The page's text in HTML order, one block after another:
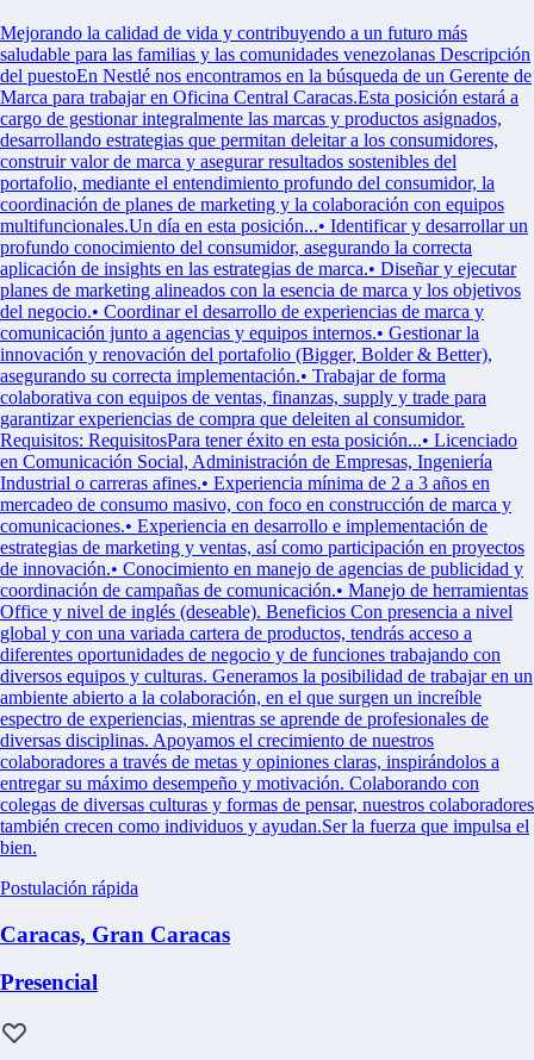
Mejorando la calidad de vida y contribuyendo a un futuro más
saludable para las familias y las comunidades venezolanas Descripción
del puestoEn Nestlé nos encontramos en la búsqueda de un Gerente de
Marca para trabajar en Oficina Central Caracas.Esta posición estará a
cargo de gestionar integralmente las marcas y productos asignados,
desarrollando estrategias que permitan deleitar a los consumidores,
construir valor de marca y asegurar resultados sostenibles del
portafolio, mediante el entendimiento profundo del consumidor, la
coordinación de planes de marketing y la colaboración con equipos
multifuncionales.Un día en esta posición...• Identificar y desarrollar un
profundo conocimiento del consumidor, asegurando la correcta
aplicación de insights en las estrategias de marca.• Diseñar y ejecutar
planes de marketing alineados con la esencia de marca y los objetivos
del negocio.• Coordinar el desarrollo de experiencias de marca y
comunicación junto a agencias y equipos internos.• Gestionar la
innovación y renovación del portafolio (Bigger, Bolder & Better),
asegurando su correcta implementación.• Trabajar de forma
colaborativa con equipos de ventas, finanzas, supply y trade para
garantizar experiencias de compra que deleiten al consumidor.
Requisitos: RequisitosPara tener éxito en esta posición...• Licenciado
en Comunicación Social, Administración de Empresas, Ingeniería
Industrial o carreras afines.• Experiencia mínima de 2 a 3 años en
mercadeo de consumo masivo, con foco en construcción de marca y
comunicaciones.• Experiencia en desarrollo e implementación de
estrategias de marketing y ventas, así como participación en proyectos
de innovación.• Conocimiento en manejo de agencias de publicidad y
coordinación de campañas de comunicación.• Manejo de herramientas
Office y nivel de inglés (deseable). Beneficios Con presencia a nivel
global y con una variada cartera de productos, tendrás acceso a
diferentes oportunidades de negocio y de funciones trabajando con
diversos equipos y culturas. Generamos la posibilidad de trabajar en un
ambiente abierto a la colaboración, en el que surgen un increíble
espectro de experiencias, mientras se aprende de profesionales de
diversas disciplinas. Apoyamos el crecimiento de nuestros
colaboradores a través de metas y opiniones claras, inspirándolos a
entregar su máximo desempeño y motivación. Colaborando con
colegas de diversas culturas y formas de pensar, nuestros colaboradores
también crecen como individuos y ayudan.Ser la fuerza que impulsa el
bien.
Postulación rápida
Caracas, Gran Caracas
Presencial